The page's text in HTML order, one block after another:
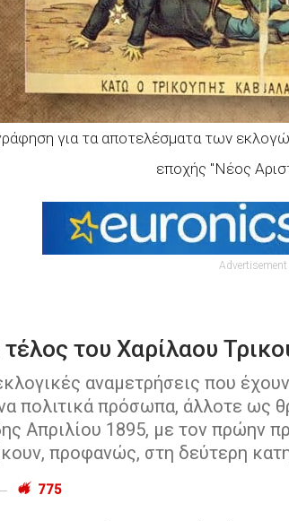
για τα αποτελέσματα των
εποχής "Νέος
Advertisement
τέλος του Χαρίλαου
αναμετρήσεις που
πολιτικά πρόσωπα, άλλοτε ως
Απριλίου 1895, με τον πρώην
προφανώς, στη δεύτερη
775